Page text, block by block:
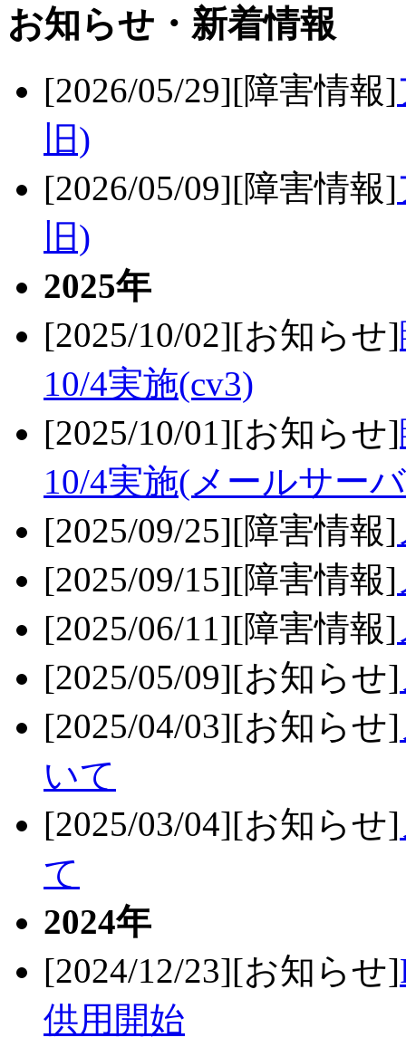
お知らせ・新着情報
[2026/05/29][障害情報]
旧)
[2026/05/09][障害情報]
旧)
2025年
[2025/10/02][お知らせ]
10/4実施(cv3)
[2025/10/01][お知らせ]
10/4実施(メールサー
[2025/09/25][障害情報]
[2025/09/15][障害情報]
[2025/06/11][障害情報]
[2025/05/09][お知らせ]
[2025/04/03][お知らせ]
いて
[2025/03/04][お知らせ]
て
2024年
[2024/12/23][お知らせ]
供用開始